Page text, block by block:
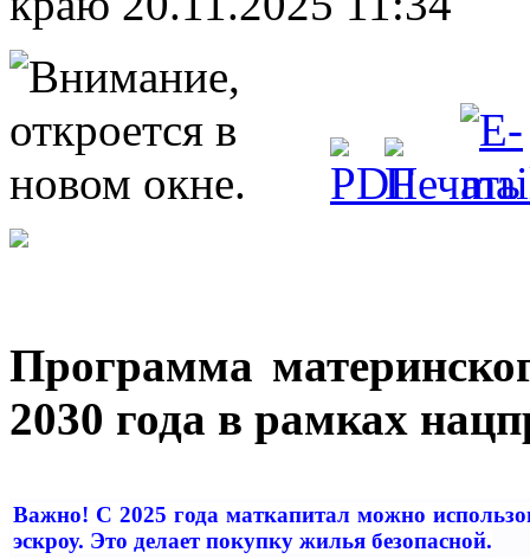
Программа
2030 года в рамках
Важно! С 2025 года маткапитал можно
эскроу. Это делает покупку жилья безопасной.